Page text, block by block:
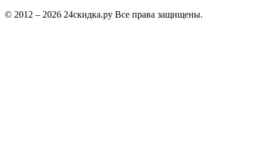
© 2012 – 2026 24скидка.ру Все права защищены.